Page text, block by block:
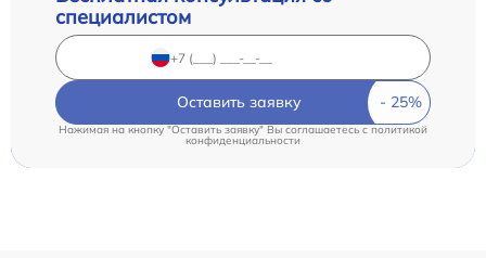
специалистом
Оставить заявку
Нажимая на кнопку "Оставить заявку" Вы соглашаетесь c политикой
конфиденциальности